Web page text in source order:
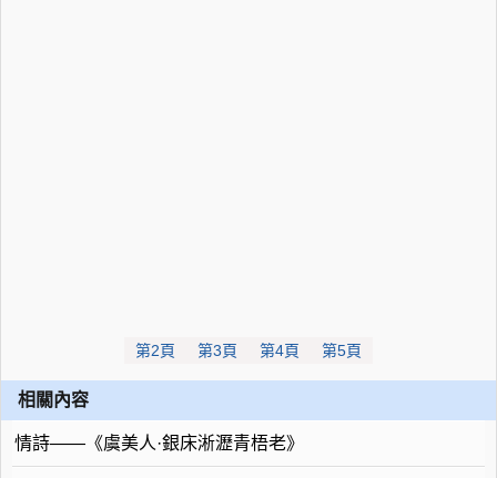
第2頁 第3頁 第4頁 第5頁
相關內容
情詩——《虞美人·銀床淅瀝青梧老》